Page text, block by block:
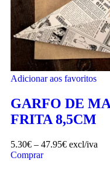
Adicionar aos favoritos
GARFO DE
FRITA 8,5CM
5.30€ – 47.95€ excl/iva
Comprar